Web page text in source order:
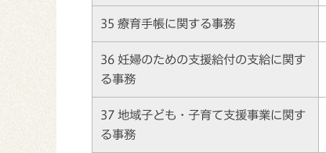
35 療育手帳に関する事務
36 妊婦のための支援給付の支給に関す
る事務
37 地域子ども・子育て支援事業に関す
る事務